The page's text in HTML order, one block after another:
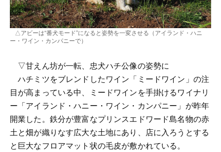
△アビーは“番犬モード”になると姿勢を一変させる（アイランド・ハニ
ー・ワイン・カンパニーで）
▽甘えん坊が一転、忠犬ハチ公像の姿勢に
ハチミツをブレンドしたワイン「ミードワイン」の注
目が高まっている中、ミードワインを手掛けるワイナリ
ー「アイランド・ハニー・ワイン・カンパニー」が昨年
開業した。鉄分が豊富なプリンスエドワード島名物の赤
土と畑が織りなす広大な土地にあり、店に入ろうとする
と巨大なフロアマット状の毛皮が敷かれている。